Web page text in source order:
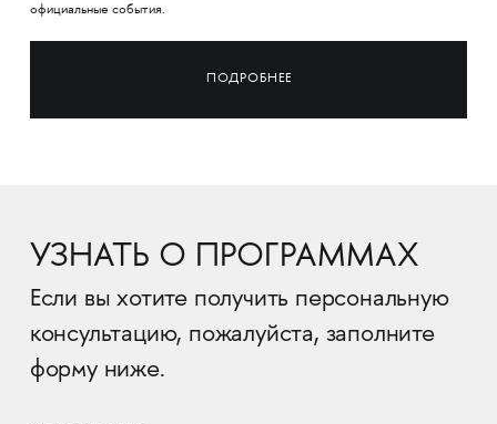
официальные события.
ПОДРОБНЕЕ
УЗНАТЬ О ПРОГРАММАХ
Если вы хотите получить персональную
консультацию, пожалуйста, заполните
форму ниже.